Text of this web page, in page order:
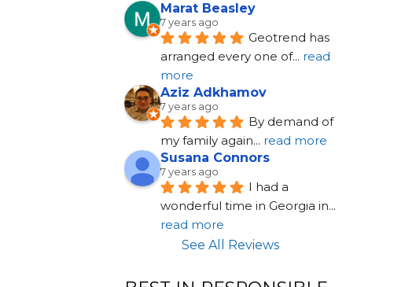
Marat Beasley
7 years ago
Geotrend has
arranged every one of... read
more
Aziz Adkhamov
7 years ago
By demand of
my family again... read more
Susana Connors
7 years ago
I had a
wonderful time in Georgia in
read more
See All Reviews